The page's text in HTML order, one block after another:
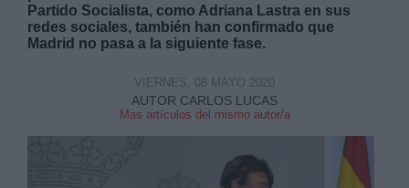
Partido Socialista, como Adriana Lastra en sus
redes sociales, también han confirmado que
Madrid no pasa a la siguiente fase.
AUTOR CARLOS LUCAS
Mas artículos del mismo autor/a
VIERNES, 08 MAYO 2020
Derechos:
link